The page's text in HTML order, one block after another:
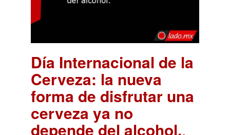
Día Internacional de la
Cerveza: la nueva
forma de disfrutar una
cerveza ya no
depende del alcohol..